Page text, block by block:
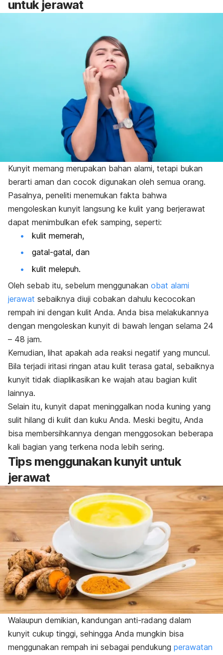
untuk jerawat
Kunyit memang merupakan bahan alami, tetapi bukan
berarti aman dan cocok digunakan oleh semua orang.
Pasalnya, peneliti menemukan fakta bahwa
mengoleskan kunyit langsung ke kulit yang berjerawat
dapat menimbulkan efek samping, seperti:
kulit memerah,
gatal-gatal, dan
kulit melepuh.
Oleh sebab itu, sebelum menggunakan obat alami
jerawat sebaiknya diuji cobakan dahulu kecocokan
rempah ini dengan kulit Anda. Anda bisa melakukannya
dengan mengoleskan kunyit di bawah lengan selama 24
– 48 jam.
Kemudian, lihat apakah ada reaksi negatif yang muncul.
Bila terjadi iritasi ringan atau kulit terasa gatal, sebaiknya
kunyit tidak diaplikasikan ke wajah atau bagian kulit
lainnya.
Selain itu, kunyit dapat meninggalkan noda kuning yang
sulit hilang di kulit dan kuku Anda. Meski begitu, Anda
bisa membersihkannya dengan menggosokan beberapa
kali bagian yang terkena noda lebih sering.
Tips menggunakan kunyit untuk
jerawat
Walaupun demikian, kandungan anti-radang dalam
kunyit cukup tinggi, sehingga Anda mungkin bisa
menggunakan rempah ini sebagai pendukung perawatan